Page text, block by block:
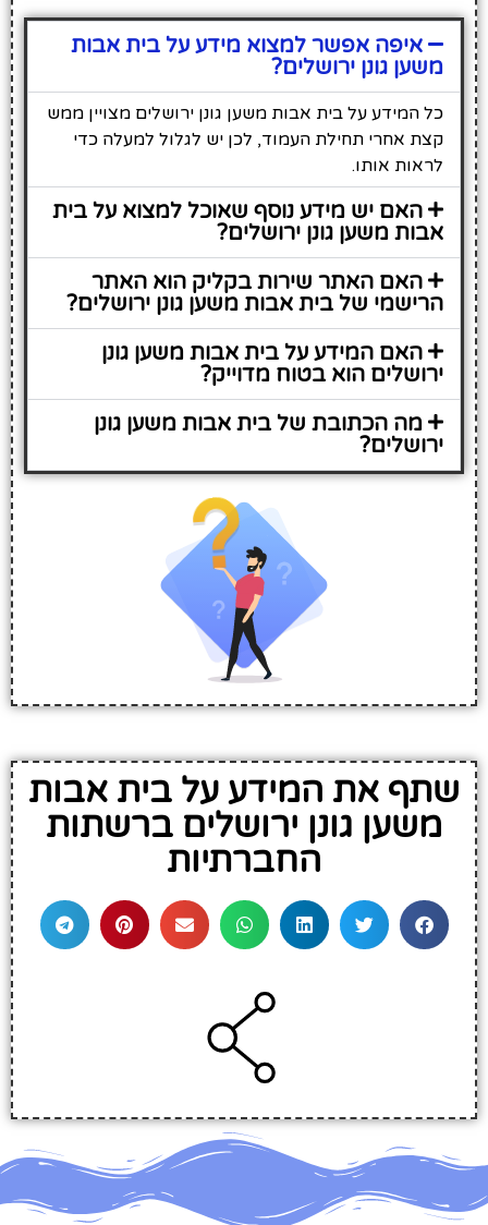
איפה אפשר למצוא מידע על בית אבות
משען גונן ירושלים?
כל המידע על בית אבות משען גונן ירושלים מצויין ממש
קצת אחרי תחילת העמוד, לכן יש לגלול למעלה כדי
לראות אותו.
האם יש מידע נוסף שאוכל למצוא על בית
אבות משען גונן ירושלים?
האם האתר שירות בקליק הוא האתר
הרישמי של בית אבות משען גונן ירושלים?
האם המידע על בית אבות משען גונן
ירושלים הוא בטוח מדוייק?
מה הכתובת של בית אבות משען גונן
ירושלים?
שתף את המידע על בית אבות
משען גונן ירושלים ברשתות
החברתיות